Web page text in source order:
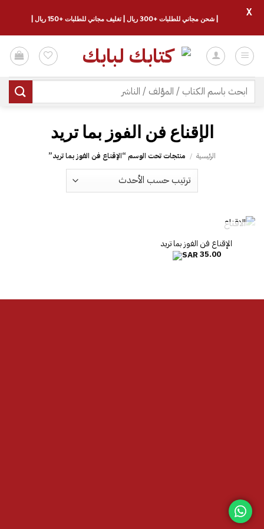
للمحتوى
البحث
عن:
الرئيسية / منتجات تحت الوسم “‎الإقناع فن الفوز بما تريد‎”
غير متوفر في المخزون
35.00
| شحن مجاني للطلبات +300 ريال | تغليف مجاني للطلبات +150 ريال |
X